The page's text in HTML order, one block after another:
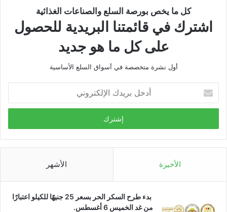
كل ما يخص بورصة السلع والصناعات الغذائية
اشترك في قائمتنا البريدية للحصول
على كل ما هو جديد
أول نشرة متخصصة في أسواق السلع الأساسية
بريدك
الإلكتروني
الأخيرة الأشهر
بدء طرح السكر الحر بسعر 25 جنيهًا للكيلو اعتبارًا
من غد الخميس 6 أغسطس.